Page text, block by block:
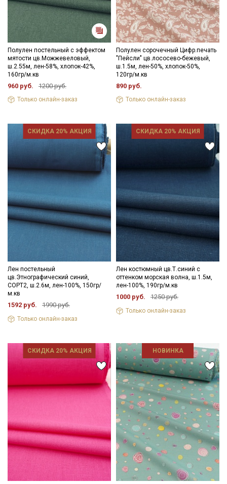
Полулен постельный с эффектом
мятости цв.Можжевеловый,
ш.2.55м, лен-58%, хлопок-42%,
160гр/м.кв
960 руб. 1200 руб.
Только онлайн-заказ
Полулен сорочечный Цифр.печать
"Пейсли" цв.лососево-бежевый,
ш.1.5м, лен-50%, хлопок-50%,
120гр/м.кв
890 руб.
Только онлайн-заказ
СКИДКА 20% АКЦИЯ
Лен постельный
цв.Этнографический синий,
СОРТ2, ш.2.6м, лен-100%, 150гр/
м.кв
1592 руб. 1990 руб.
Только онлайн-заказ
СКИДКА 20% АКЦИЯ
Лен костюмный цв.Т.синий с
оттенком морская волна, ш.1.5м,
лен-100%, 190гр/м.кв
1000 руб. 1250 руб.
Только онлайн-заказ
СКИДКА 20% АКЦИЯ НОВИНКА